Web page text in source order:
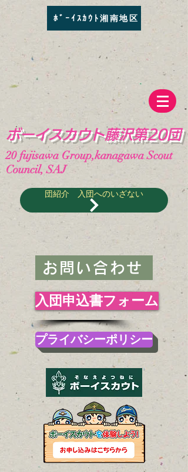
ﾎﾞｰｲｽｶｳﾄ湘南地区
​ボーイスカウト藤沢第20団
20fujisawa Group,kanagawa Scout
Council, SAJ
団紹介 入団へのいざない
お問い合わせ
入団申込書フォーム
プライバシーポリシー